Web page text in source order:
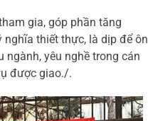
gia, góp phần tăng
thiết thực, là dịp để ôn
ngành, yêu nghề trong cán
được giao./.